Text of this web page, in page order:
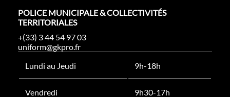
POLICE MUNICIPALE & COLLECTIVITÉS
TERRITORIALES
+(33) 3 44 54 97 03
uniform@gkpro.fr
Lundi au Jeudi
9h-18h
Vendredi 9h30-17h